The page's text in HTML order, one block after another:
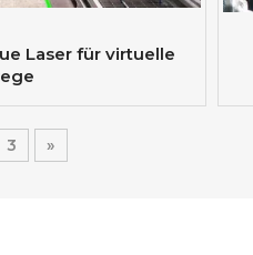
Laser für virtuelle
3 »